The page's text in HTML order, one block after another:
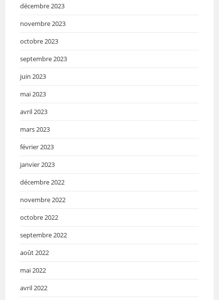
décembre 2023
novembre 2023
octobre 2023
septembre 2023
juin 2023
mai 2023
avril 2023
mars 2023
février 2023
janvier 2023
décembre 2022
novembre 2022
octobre 2022
septembre 2022
août 2022
mai 2022
avril 2022